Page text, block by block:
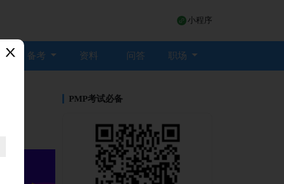
小程序
备考 资料 问答 职场
PMP考试必备